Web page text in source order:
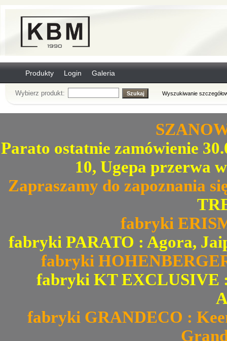
Produkty Login Galeria
Wybierz produkt: Wyszukiwanie
Parato ostatnie zamówienie
10, Ugepa przerwa
Zapraszamy do zapoznania
fabryki
fabryki PARATO : Agora,
fabryki
fabryki KT EXCLUSIVE
fabryki GRANDECO :